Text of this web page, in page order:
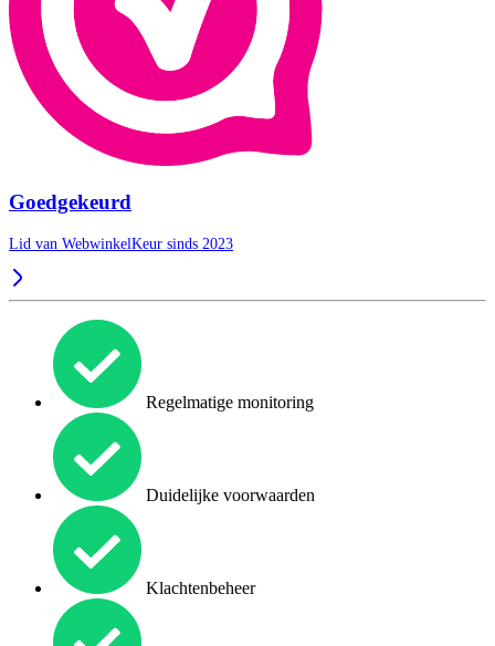
Goedgekeurd
Lid van WebwinkelKeur sinds 2023
Regelmatige monitoring
Duidelijke voorwaarden
Klachtenbeheer